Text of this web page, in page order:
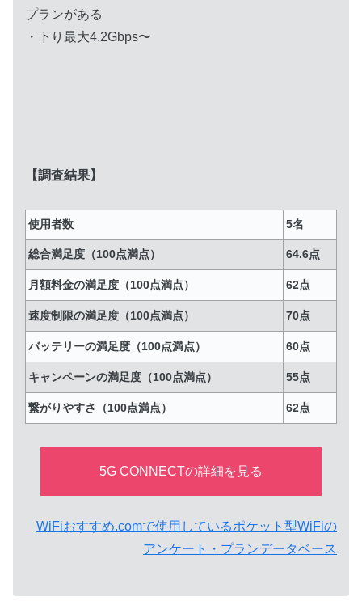
プランがある
・下り最大4.2Gbps〜
【調査結果】
使用者数 5名
総合満足度（100点満点） 64.6点
月額料金の満足度（100点満点） 62点
速度制限の満足度（100点満点） 70点
バッテリーの満足度（100点満点） 60点
キャンペーンの満足度（100点満点） 55点
繋がりやすさ（100点満点） 62点
5G CONNECTの詳細を見る
WiFiおすすめ.comで使用しているポケット型WiFiの
アンケート・プランデータベース